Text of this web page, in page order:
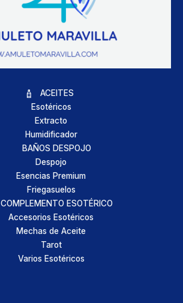
ACEITES
Esotéricos
Extracto
Humidificador
BAÑOS DESPOJO
Despojo
Esencias Premium
Friegasuelos
COMPLEMENTO ESOTÉRICO
Accesorios Esotéricos
Mechas de Aceite
Tarot
Varios Esotéricos